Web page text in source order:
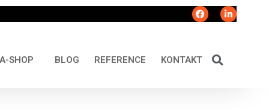
SHOP BLOG REFERENCE KONTAKT